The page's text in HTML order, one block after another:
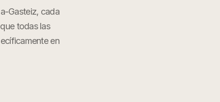
Gasteiz, cada
todas las
en